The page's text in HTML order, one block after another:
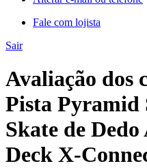
Fale com lojista
Sair
Avaliação dos
Pista Pyramid
Skate de
Deck X-